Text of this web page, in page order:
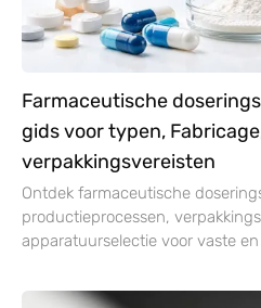
Farmaceutische
gids voor typen,
verpakkingsvereisten
Ontdek farmaceutische
productieprocessen,
apparatuurselectie voor vaste